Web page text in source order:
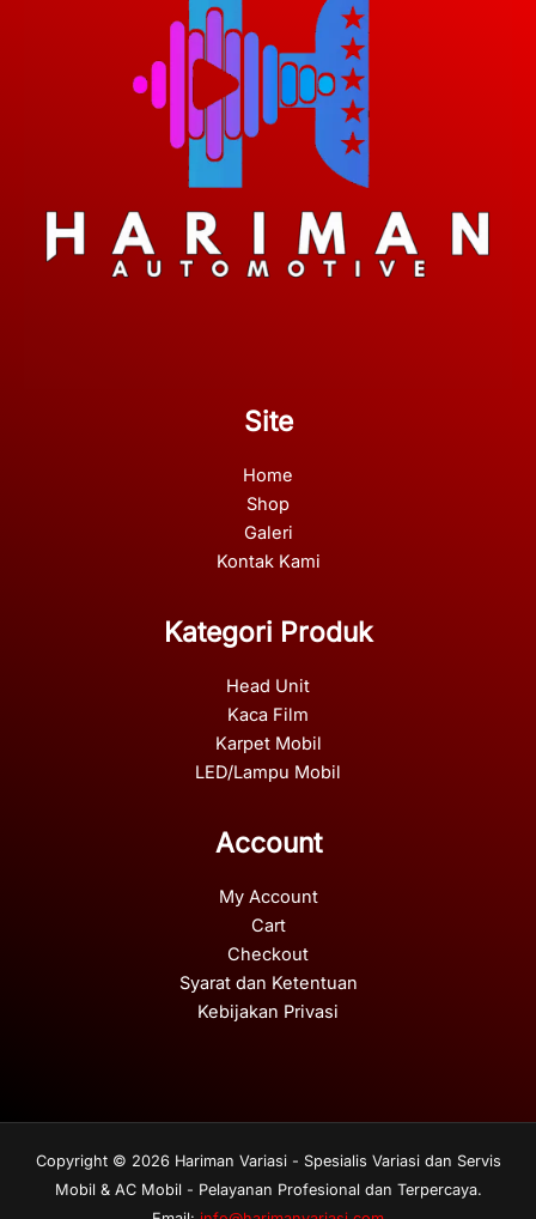
Site
Home
Shop
Galeri
Kontak Kami
Kategori Produk
Head Unit
Kaca Film
Karpet Mobil
LED/Lampu Mobil
Account
My Account
Cart
Checkout
Syarat dan Ketentuan
Kebijakan Privasi
Copyright © 2026 Hariman Variasi - Spesialis Variasi dan Servis
Mobil & AC Mobil - Pelayanan Profesional dan Terpercaya.